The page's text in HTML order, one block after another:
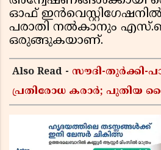
ഓഫ്
പരാതി നൽകാനും
ഒരുങ്ങുകയാണ്.
Also Read - സൗദി-തുർക്കി-
പ്രതിരോധ കരാർ; പുതിയ